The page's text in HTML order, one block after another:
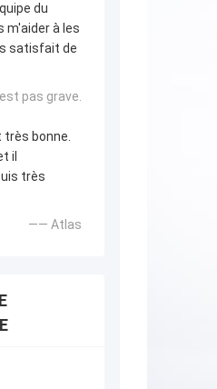
du
m'aider à les
satisfait de
pas grave.
très bonne.
il
très
—— Atlas